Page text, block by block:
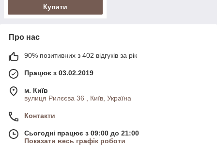
Купити
Про нас
90% позитивних з 402 відгуків за рік
Працює з 03.02.2019
м. Київ
вулиця Рилєєва 36 , Київ, Україна
Контакти
Сьогодні працює з 09:00 до 21:00
Показати весь графік роботи